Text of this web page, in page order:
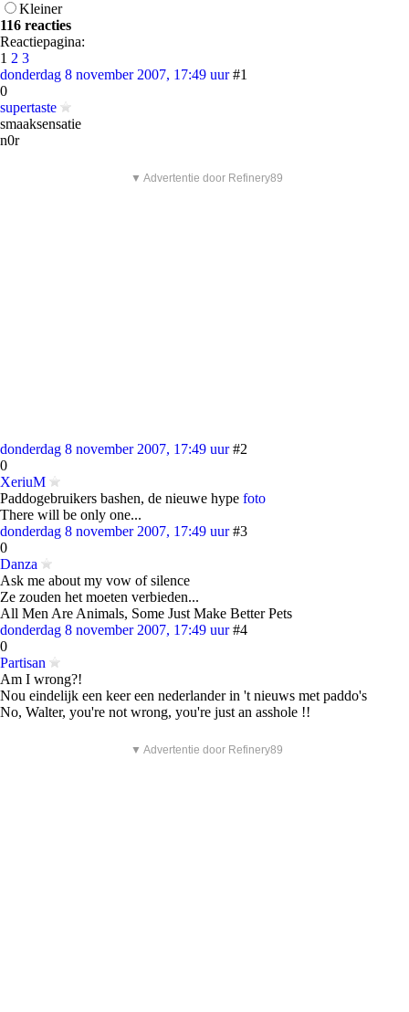
Kleiner
116 reacties
Reactiepagina:
1 2 3
donderdag 8 november 2007, 17:49 uur #1
0
supertaste
smaaksensatie
n0r
▼ Advertentie door Refinery89
donderdag 8 november 2007, 17:49 uur #2
0
XeriuM
Paddogebruikers bashen, de nieuwe hype foto
There will be only one...
donderdag 8 november 2007, 17:49 uur #3
0
Danza
Ask me about my vow of silence
Ze zouden het moeten verbieden...
All Men Are Animals, Some Just Make Better Pets
donderdag 8 november 2007, 17:49 uur #4
0
Partisan
Am I wrong?!
Nou eindelijk een keer een nederlander in 't nieuws met paddo's
No, Walter, you're not wrong, you're just an asshole !!
▼ Advertentie door Refinery89